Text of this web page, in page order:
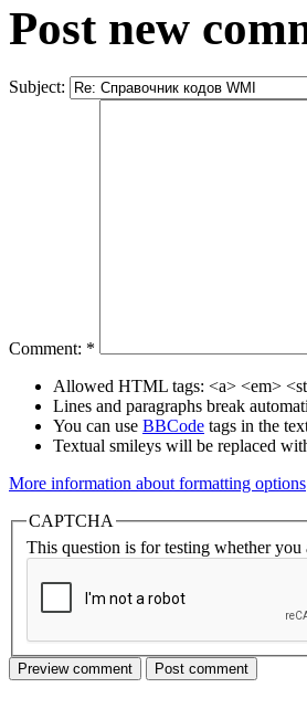
Post new
Subject:
Comment: *
Allowed HTML tags: <a> <em>
Lines and paragraphs break
You can use BBCode tags in the
Textual smileys will be replaced
More information about formatting options
CAPTCHA
This question is for testing whether you